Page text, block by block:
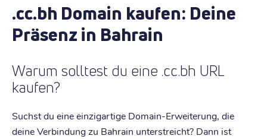
.cc.bh Domain kaufen: Deine
Präsenz in Bahrain
Warum solltest du eine .cc.bh URL
kaufen?
Suchst du eine einzigartige Domain-Erweiterung, die
deine Verbindung zu Bahrain unterstreicht? Dann ist